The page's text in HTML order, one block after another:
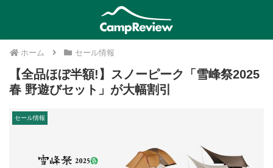
ホーム セール情報
【全品ほぼ半額!】スノーピーク「雪峰祭2025
春 野遊びセット」が大幅割引
セール情報